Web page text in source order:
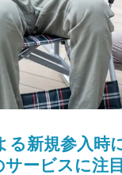
る新規参入時
サービスに注